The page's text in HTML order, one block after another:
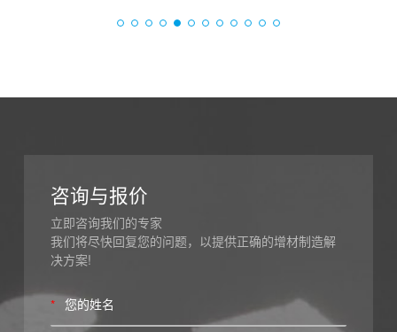
咨询与报价
立即咨询我们的专家
我们将尽快回复您的问题，以提供正确的增材制造解
决方案!
*